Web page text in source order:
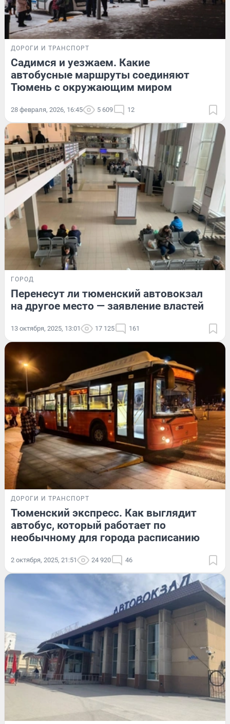
ДОРОГИ И ТРАНСПОРТ
Садимся и уезжаем. Какие
автобусные маршруты соединяют
Тюмень с окружающим миром
28 февраля, 2026, 16:45 5 609 12
ГОРОД
Перенесут ли тюменский автовокзал
на другое место — заявление властей
13 октября, 2025, 13:01 17 125 161
ДОРОГИ И ТРАНСПОРТ
Тюменский экспресс. Как выглядит
автобус, который работает по
необычному для города расписанию
2 октября, 2025, 21:51 24 920 46